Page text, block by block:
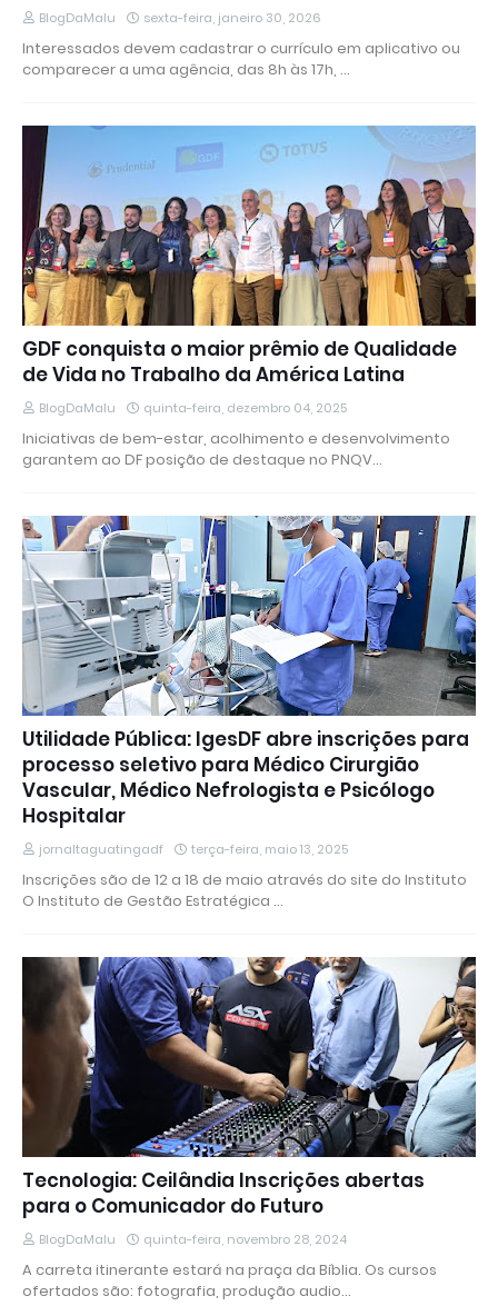
BlogDaMalu sexta-feira, janeiro 30, 2026
Interessados devem cadastrar o currículo em aplicativo ou
comparecer a uma agência, das 8h às 17h, …
GDF conquista o maior prêmio de Qualidade
de Vida no Trabalho da América Latina
BlogDaMalu quinta-feira, dezembro 04, 2025
Iniciativas de bem-estar, acolhimento e desenvolvimento
garantem ao DF posição de destaque no PNQV…
Utilidade Pública: IgesDF abre inscrições para
processo seletivo para Médico Cirurgião
Vascular, Médico Nefrologista e Psicólogo
Hospitalar
jornaltaguatingadf terça-feira, maio 13, 2025
Inscrições são de 12 a 18 de maio através do site do Instituto
O Instituto de Gestão Estratégica …
Tecnologia: Ceilândia Inscrições abertas
para o Comunicador do Futuro
BlogDaMalu quinta-feira, novembro 28, 2024
A carreta itinerante estará na praça da Bíblia. Os cursos
ofertados são: fotografia, produção audio…